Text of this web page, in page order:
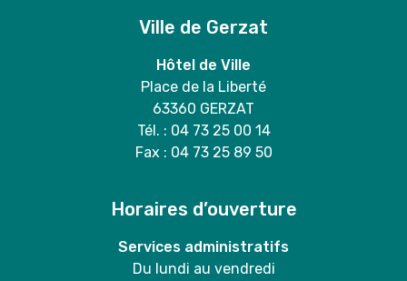
Ville de Gerzat
Hôtel de Ville
Place de la Liberté
63360 GERZAT
Tél. : 04 73 25 00 14
Fax : 04 73 25 89 50
Horaires d’ouverture
Services administratifs
Du lundi au vendredi